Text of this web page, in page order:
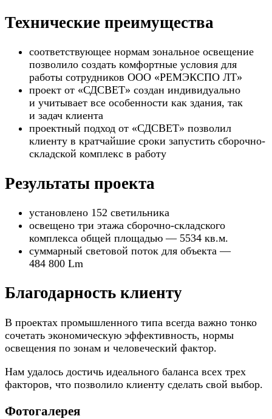
Технические преимущества
соответствующее нормам зональное освещение
позволило создать комфортные условия для
работы сотрудников ООО «РЕМЭКСПО ЛТ»
проект от «СДСВЕТ» создан индивидуально
и учитывает все особенности как здания, так
и задач клиента
проектный подход от «СДСВЕТ» позволил
клиенту в кратчайшие сроки запустить сборочно-
складской комплекс в работу
Результаты проекта
установлено 152 светильника
освещено три этажа сборочно-складского
комплекса общей площадью — 5534 кв.м.
суммарный световой поток для объекта —
484 800 Lm
Благодарность клиенту
В проектах промышленного типа всегда важно тонко
сочетать экономическую эффективность, нормы
освещения по зонам и человеческий фактор.
Нам удалось достичь идеального баланса всех трех
факторов, что позволило клиенту сделать свой выбор.
Фотогалерея